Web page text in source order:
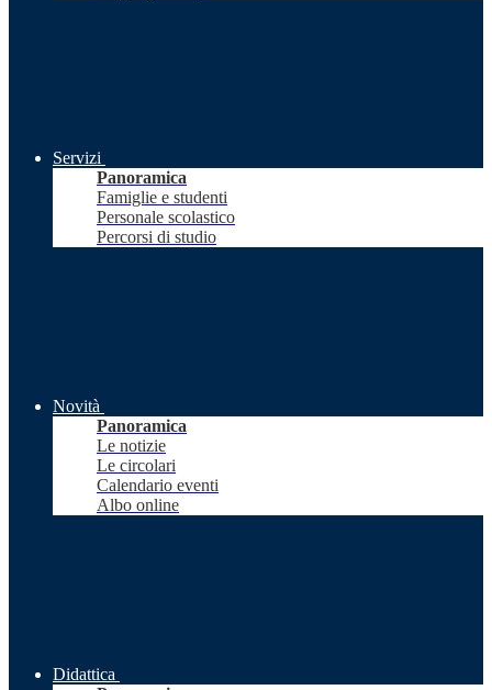
Servizi
Panoramica
Famiglie e studenti
Personale scolastico
Percorsi di studio
Novità
Panoramica
Le notizie
Le circolari
Calendario eventi
Albo online
Didattica